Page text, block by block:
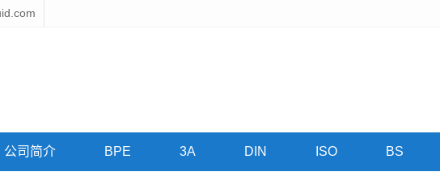
公司简介 BPE 3A DIN ISO BS